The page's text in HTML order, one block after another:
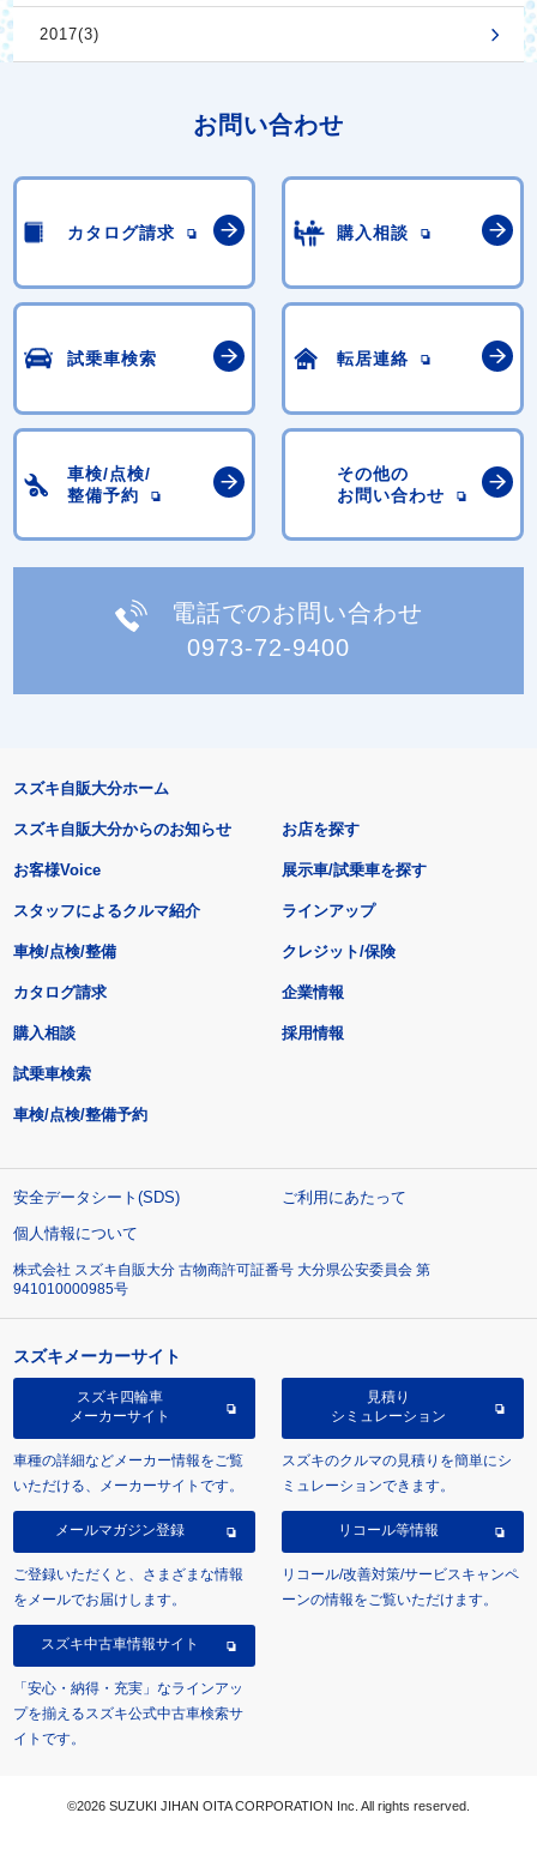
2017(3)
お問い合わせ
カタログ請求 購入相談
試乗車検索 転居連絡
車検/点検/
整備予約
その他の
お問い合わせ
電話でのお問い合わせ
0973-72-9400
スズキ自販大分ホーム
スズキ自販大分からのお知らせ
お客様Voice
スタッフによるクルマ紹介
お店を探す
展示車/試乗車を探す
ラインアップ
車検/点検/整備 クレジット/保険
カタログ請求
購入相談
試乗車検索
車検/点検/整備予約
企業情報
採用情報
安全データシート(SDS)
ご利用にあたって
個人情報について
株式会社 スズキ自販大分 古物商許可証番号 大分県公安委員会 第
941010000985号
スズキメーカーサイト
スズキ四輪車
メーカーサイト
車種の詳細などメーカー情報をご覧
いただける、メーカーサイトです。
見積り
シミュレーション
スズキのクルマの見積りを簡単にシ
ミュレーションできます。
メールマガジン登録
ご登録いただくと、さまざまな情報
をメールでお届けします。
リコール等情報
リコール/改善対策/サービスキャンペ
ーンの情報をご覧いただけます。
スズキ中古車情報サイト
「安心・納得・充実」なラインアッ
プを揃えるスズキ公式中古車検索サ
イトです。
©2026 SUZUKI JIHAN OITA CORPORATION Inc. All rights reserved.